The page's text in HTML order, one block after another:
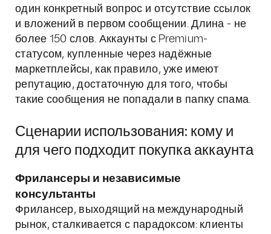
один конкретный вопрос и отсутствие ссылок
и вложений в первом сообщении. Длина - не
более 150 слов. Аккаунты с Premium-
статусом, купленные через надёжные
маркетплейсы, как правило, уже имеют
репутацию, достаточную для того, чтобы
такие сообщения не попадали в папку спама.
Сценарии использования: кому и
для чего подходит покупка аккаунта
Фрилансеры и независимые
консультанты
Фрилансер, выходящий на международный
рынок, сталкивается с парадоксом: клиенты